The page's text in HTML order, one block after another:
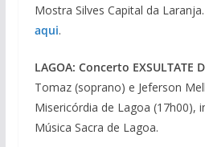
Mostra Silves Capital da
aqui.
LAGOA: Concerto EXSULTATE
Tomaz (soprano) e Jeferson
Misericórdia de Lagoa (17h00),
Música Sacra de Lagoa.